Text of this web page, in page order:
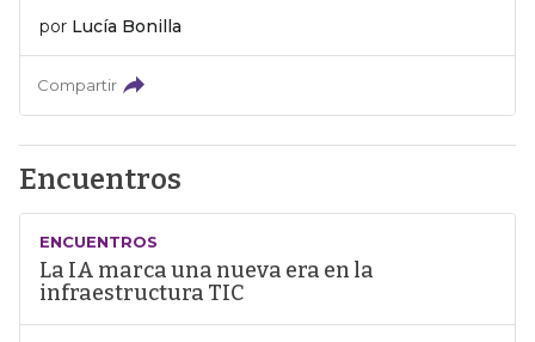
por Lucía Bonilla
Compartir
Encuentros
ENCUENTROS
La IA marca una nueva era en la
infraestructura TIC